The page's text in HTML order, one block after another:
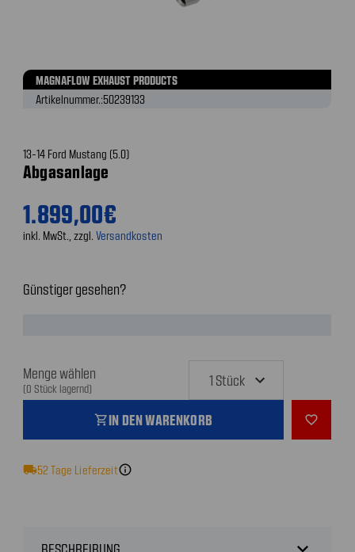
MAGNAFLOW EXHAUST PRODUCTS
Artikelnummer.:50239133
13-14 Ford Mustang (5.0)
Abgasanlage
1.899,00€
inkl. MwSt., zzgl. Versandkosten
Günstiger gesehen?
Menge wählen
(0 Stück lagernd)
shopping_cartIN DEN WARENKORB favorite_outline
local_shipping52Tage Lieferzeitinfo
BESCHREIBUNG